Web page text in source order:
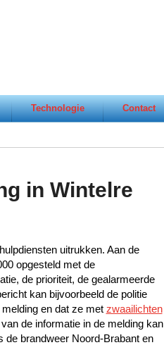
Technologie Contact
in Wintelre
uitrukken. Aan de
opgesteld met de
de prioriteit, de gealarmeerde
kan bijvoorbeeld de politie
en dat ze met zwaailichten
de informatie in de melding kan
de brandweer Noord-Brabant en